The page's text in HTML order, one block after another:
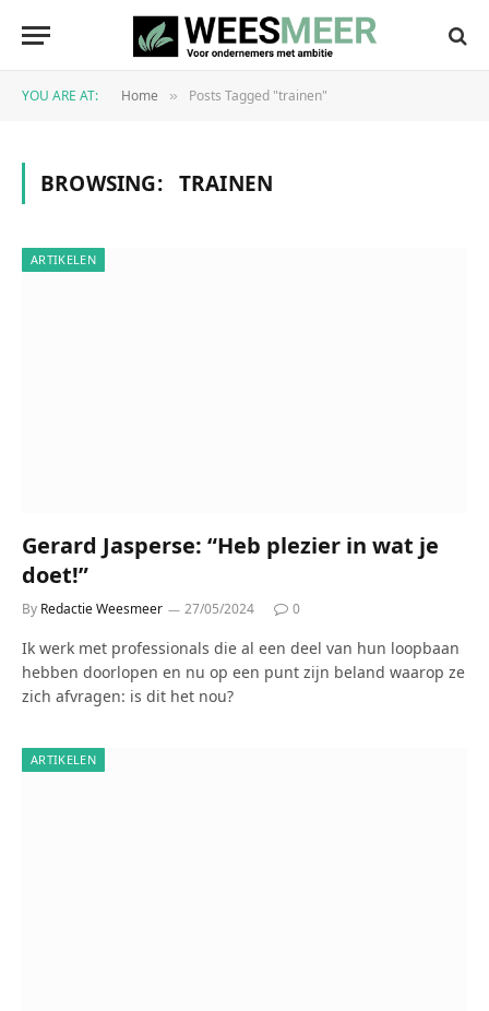
YOU ARE AT: Home » Posts Tagged "trainen"
BROWSING: TRAINEN
ARTIKELEN
Gerard Jasperse: “Heb plezier in wat je
doet!”
By Redactie Weesmeer 27/05/2024 0
Ik werk met professionals die al een deel van hun loopbaan
hebben doorlopen en nu op een punt zijn beland waarop ze
zich afvragen: is dit het nou?
ARTIKELEN